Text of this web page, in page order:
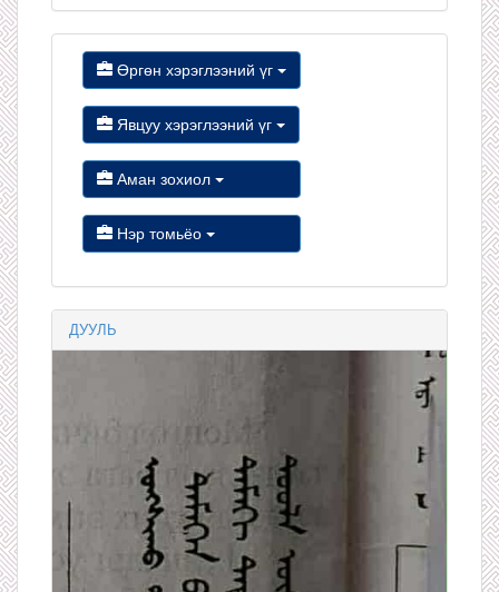
Өргөн хэрэглээний үг
Явцуу хэрэглээний үг
Аман зохиол
Нэр томьёо
ДУУЛЬ